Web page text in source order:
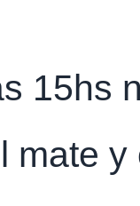
15hs
mate